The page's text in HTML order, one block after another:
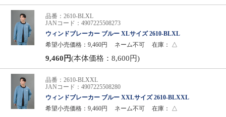
品番：2610-BLXL
JANコード：4907225508273
ウィンドブレーカー ブルー XLサイズ 2610-BLXL
希望小売価格：9,460円
ネーム不可 在庫： △
9,460円(本体価格：8,600円)
品番：2610-BLXXL
JANコード：4907225508280
ウィンドブレーカー ブルー XXLサイズ 2610-BLXXL
希望小売価格：9,460円
ネーム不可 在庫： △